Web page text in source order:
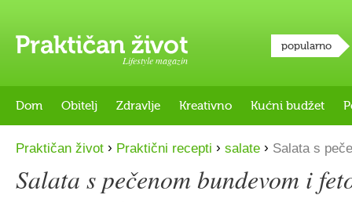
Lifestyle magazin
popularno
Dom Obitelj Zdravlje Kreativno Kućni budžet
Praktičan život › Praktični recepti › salate › Salata s
Salata s pečenom bundevom i